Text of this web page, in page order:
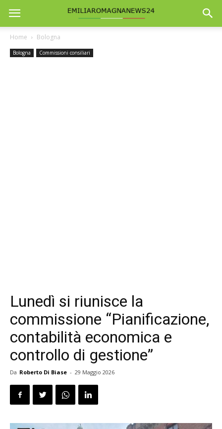
Home Bologna
Bologna Commissioni consiliari
Lunedì si riunisce la
commissione “Pianificazione,
contabilità economica e
controllo di gestione”
Da Roberto Di Biase - 29 Maggio 2026